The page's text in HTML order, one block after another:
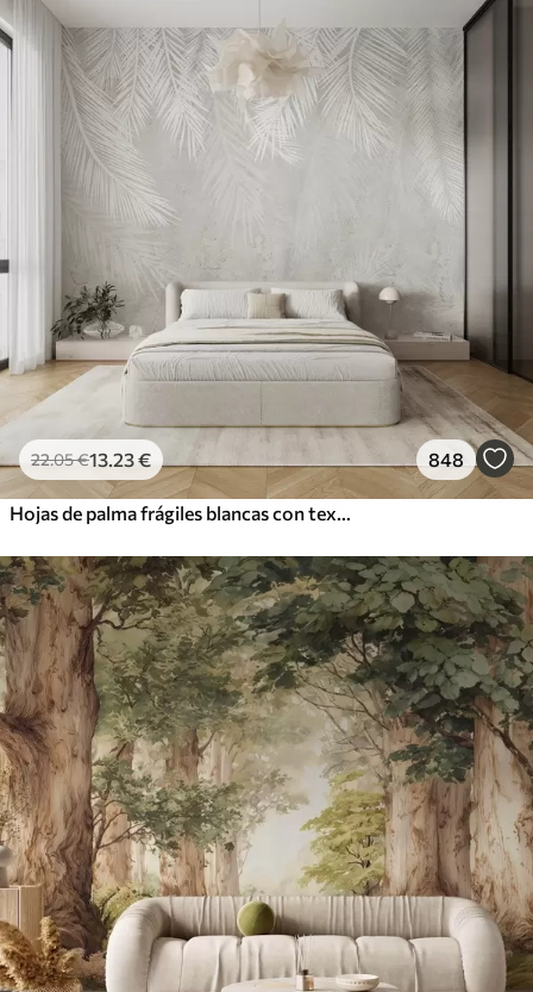
22.05€13 .23€ 848